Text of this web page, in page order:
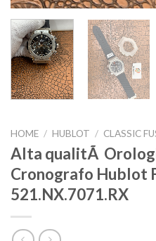
HOME / HUBLOT / CLASSIC
Alta qualitÃ
Cronografo Hublot
521.NX.7071.RX